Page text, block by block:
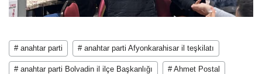
# anahtar parti # anahtar parti Afyonkarahisar il teşkilatı
# anahtar parti Bolvadin il ilçe Başkanlığı # Ahmet Postal